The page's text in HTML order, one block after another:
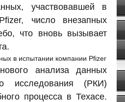
участвовавшей в
число внезапных
что вновь вызывает
анализа данных
исследования (РКИ)
процесса в Техасе.